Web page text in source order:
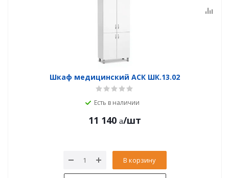
Шкаф медицинский АСК ШК.13.02
Есть в наличии
11 140 /шт
В корзину